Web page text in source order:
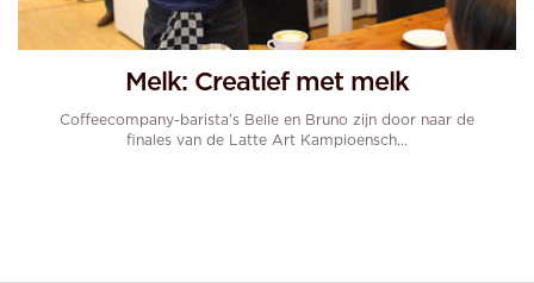
Melk: Creatief met melk
Coffeecompany-barista’s Belle en Bruno zijn door naar de
finales van de Latte Art Kampioensch...